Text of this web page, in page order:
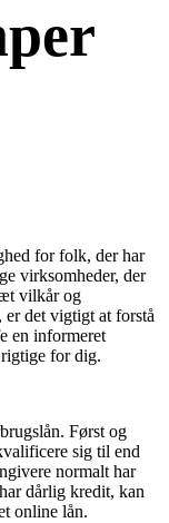
for folk, der har
virksomheder, der
vilkår og
er det vigtigt at forstå
en informeret
for dig.
Først og
sig til end
normalt har
dårlig kredit, kan
online lån.